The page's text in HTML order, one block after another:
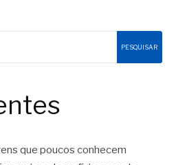
PESQUISAR
que poucos conhecem